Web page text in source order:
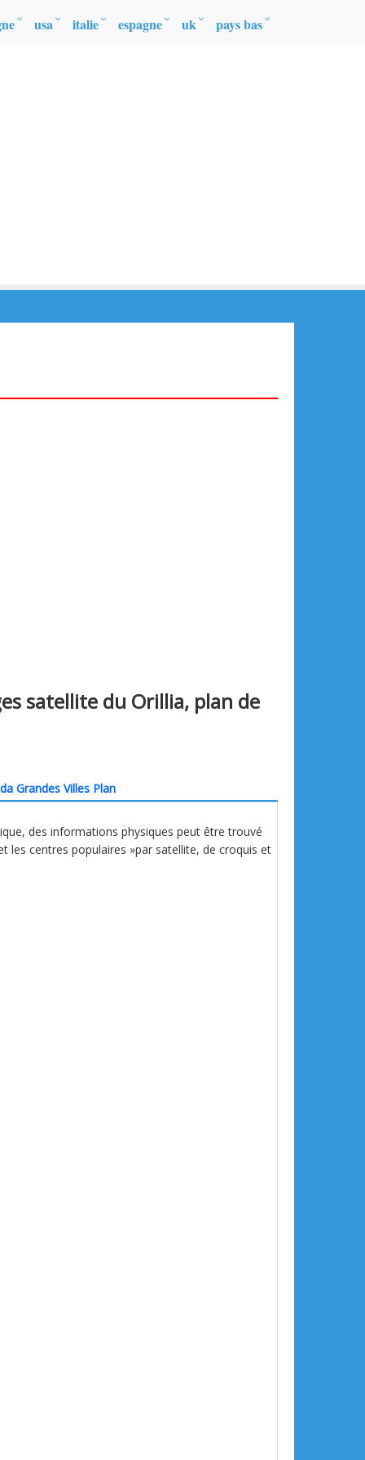
usa italie espagne uk pays bas
satellite du Orillia, plan de
Grandes Villes Plan
des informations physiques peut être trouvé
les centres populaires »par satellite, de croquis et